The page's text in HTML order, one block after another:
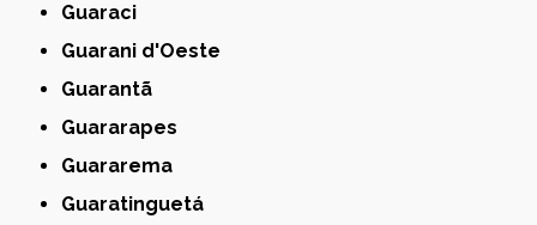
Guaraci
Guarani d'Oeste
Guarantã
Guararapes
Guararema
Guaratinguetá